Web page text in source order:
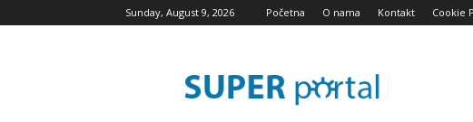
Sunday, August 9, 2026 Početna O nama Kontakt Cookie
blog